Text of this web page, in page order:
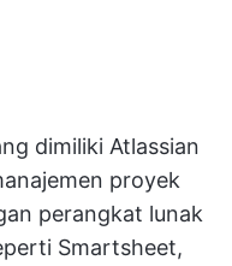
dimiliki Atlassian
proyek
perangkat lunak
Smartsheet,